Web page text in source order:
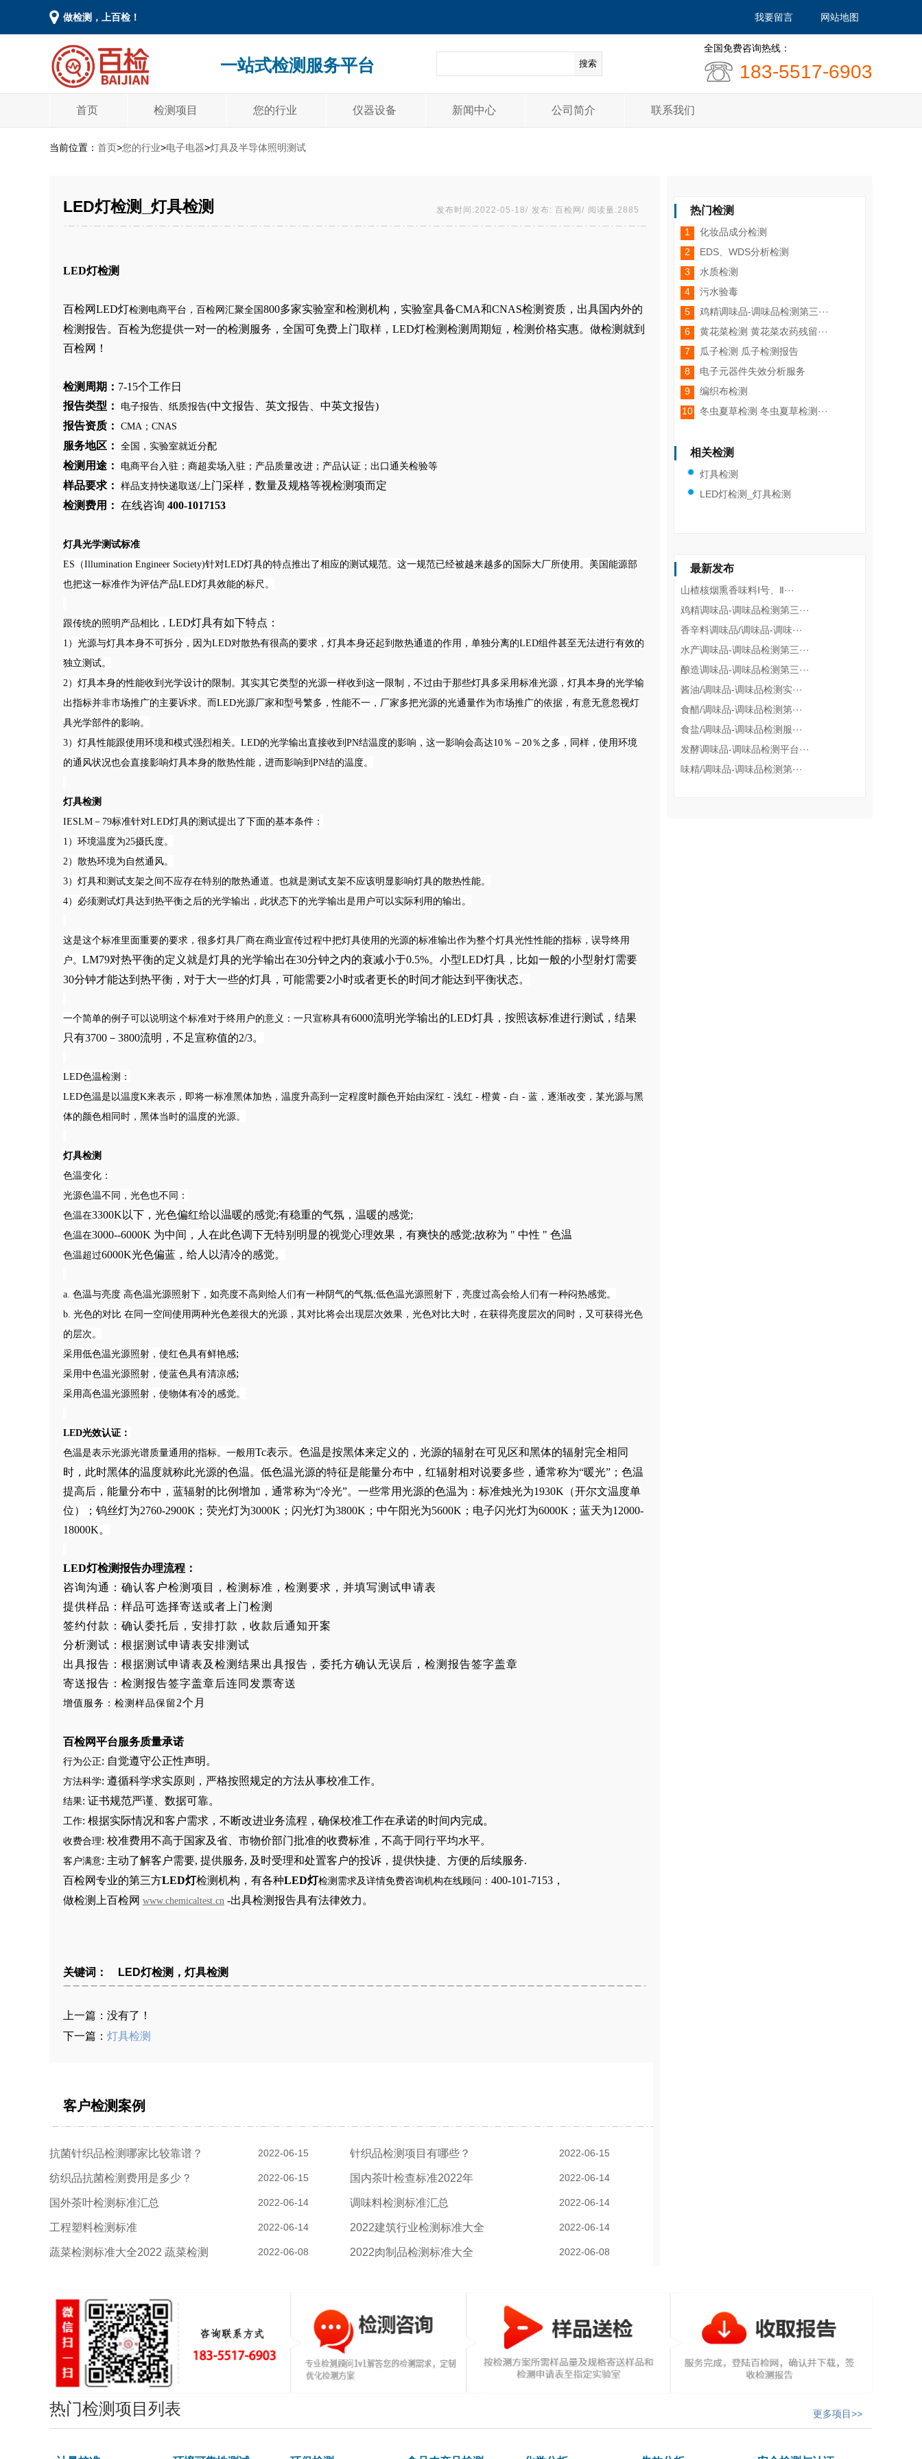
做检测，上百检！ 我要留言 网站地图
一站式检测服务平台 搜索
全国免费咨询热线：
183-5517-6903
首页 检测项目 您的行业 仪器设备 新闻中心 公司简介 联系我们
当前位置： 首页>您的行业>电子电器>灯具及半导体照明测试
LED灯检测_灯具检测 阅读量:2885
发布: 百检网/
发布时间:2022-05-18/
LED灯检测
百检网LED灯检测电商平台，百检网汇聚全国800多家实验室和检测机构，实验室具备CMA和CNAS检测资质，出具国内外的
检测报告。百检为您提供一对一的检测服务，全国可免费上门取样， LED灯检测检测周期短，检测价格实惠。做检测就到
百检网！
检测周期： 7-15个工作日
报告类型：
电子报告、纸质报告(中文报告、英文报告、中英文报告)
报告资质：
CMA；CNAS
服务地区： 全国，实验室就近分配
检测用途： 电商平台入驻；商超卖场入驻；产品质量改进；产品认证；出口通关检验等
样品要求： 样品支持快递取送/上门采样，数量及规格等视检测项而定
检测费用： 在线咨询 400-1017153
灯具光学测试标准
ES（Illumination Engineer Society)针对LED灯具的特点推出了相应的测试规范。这一规范已经被越来越多的国际大厂所使用。美国能源部
也把这一标准作为评估产品LED灯具效能的标尺。
跟传统的照明产品相比， LED灯具有如下特点：
1）光源与灯具本身不可拆分，因为LED对散热有很高的要求，灯具本身还起到散热通道的作用，单独分离的LED组件甚至无法进行有效的
独立测试。
2）灯具本身的性能收到光学设计的限制。其实其它类型的光源一样收到这一限制，不过由于那些灯具多采用标准光源，灯具本身的光学输
出指标并非市场推广的主要诉求。而LED光源厂家和型号繁多，性能不一，厂家多把光源的光通量作为市场推广的依据，有意无意忽视灯
具光学部件的影响。
3）灯具性能跟使用环境和模式强烈相关。LED的光学输出直接收到PN结温度的影响，这一影响会高达10％－20％之多，同样，使用环境
的通风状况也会直接影响灯具本身的散热性能，进而影响到PN结的温度。
灯具检测
IESLM－79标准针对LED灯具的测试提出了下面的基本条件：
1）环境温度为25摄氏度。
2）散热环境为自然通风。
3）灯具和测试支架之间不应存在特别的散热通道。也就是测试支架不应该明显影响灯具的散热性能。
4）必须测试灯具达到热平衡之后的光学输出，此状态下的光学输出是用户可以实际利用的输出。
这是这个标准里面重要的要求，很多灯具厂商在商业宣传过程中把灯具使用的光源的标准输出作为整个灯具光性性能的指标，误导终用
户。 LM79对热平衡的定义就是灯具的光学输出在30分钟之内的衰减小于0.5%。小型LED灯具，比如一般的小型射灯需要
30分钟才能达到热平衡，对于大一些的灯具，可能需要2小时或者更长的时间才能达到平衡状态。
一个简单的例子可以说明这个标准对于终用户的意义：一只宣称具有6000流明光学输出的LED灯具，按照该标准进行测试，结果
只有3700－3800流明，不足宣称值的2/3。
LED色温检测：
LED色温是以温度K来表示，即将一标准黑体加热，温度升高到一定程度时颜色开始由深红 - 浅红 - 橙黄 - 白 - 蓝，逐渐改变，某光源与黑
体的颜色相同时，黑体当时的温度的光源。
灯具检测
色温变化：
光源色温不同，光色也不同：
色温在3300K以下，光色偏红给以温暖的感觉;有稳重的气氛，温暖的感觉;
色温在3000--6000K 为中间，人在此色调下无特别明显的视觉心理效果，有爽快的感觉;故称为 " 中性 " 色温
色温超过6000K光色偏蓝，给人以清冷的感觉。
a. 色温与亮度 高色温光源照射下，如亮度不高则给人们有一种阴气的气氛;低色温光源照射下，亮度过高会给人们有一种闷热感觉。
b. 光色的对比 在同一空间使用两种光色差很大的光源，其对比将会出现层次效果，光色对比大时，在获得亮度层次的同时，又可获得光色
的层次。
采用低色温光源照射，使红色具有鲜艳感;
采用中色温光源照射，使蓝色具有清凉感;
采用高色温光源照射，使物体有冷的感觉。
LED光效认证：
色温是表示光源光谱质量通用的指标。一般用Tc表示。色温是按黑体来定义的，光源的辐射在可见区和黑体的辐射完全相同
时，此时黑体的温度就称此光源的色温。低色温光源的特征是能量分布中，红辐射相对说要多些，通常称为“暖光”；色温
提高后，能量分布中，蓝辐射的比例增加，通常称为“冷光”。一些常用光源的色温为：标准烛光为1930K（开尔文温度单
位）；钨丝灯为2760-2900K；荧光灯为3000K；闪光灯为3800K；中午阳光为5600K；电子闪光灯为6000K；蓝天为12000-
18000K。
LED灯检测报告办理流程：
咨询沟通：确认客户检测项目，检测标准，检测要求，并填写测试申请表
提供样品：样品可选择寄送或者上门检测
签约付款：确认委托后，安排打款，收款后通知开案
分析测试：根据测试申请表安排测试
出具报告：根据测试申请表及检测结果出具报告，委托方确认无误后，检测报告签字盖章
寄送报告：检测报告签字盖章后连同发票寄送
增值服务：检测样品保留 2个月
百检网平台服务质量承诺
行为公正: 自觉遵守公正性声明。
方法科学: 遵循科学求实原则，严格按照规定的方法从事校准工作。
结果: 证书规范严谨、数据可靠。
工作: 根据实际情况和客户需求，不断改进业务流程，确保校准工作在承诺的时间内完成。
收费合理: 校准费用不高于国家及省、市物价部门批准的收费标准，不高于同行平均水平。
客户满意: 主动了解客户需要, 提供服务, 及时受理和处置客户的投诉，提供快捷、方便的后续服务.
百检网专业的第三方LED灯检测机构，有各种LED灯检测需求及详情免费咨询机构在线顾问： 400-101-7153，
做检测上百检网 www.chemicaltest.cn -出具检测报告具有法律效力。
关键词： LED灯检测，灯具检测
上一篇：没有了！
下一篇： 灯具检测
客户检测案例
抗菌针织品检测哪家比较靠谱？ 2022-06-15 针织品检测项目有哪些？ 2022-06-15
纺织品抗菌检测费用是多少？ 2022-06-15 国内茶叶检查标准2022年 2022-06-14
国外茶叶检测标准汇总 2022-06-14 调味料检测标准汇总 2022-06-14
工程塑料检测标准 2022-06-14 2022建筑行业检测标准大全 2022-06-14
蔬菜检测标准大全2022 蔬菜检测 2022-06-08 2022肉制品检测标准大全 2022-06-08
热门检测
1
化妆品成分检测
2
EDS、WDS分析检测
3
水质检测
4
污水验毒
5
鸡精调味品-调味品检测第三···
6
黄花菜检测 黄花菜农药残留···
7
瓜子检测 瓜子检测报告
8
电子元器件失效分析服务
9
编织布检测
10
冬虫夏草检测 冬虫夏草检测···
相关检测
灯具检测
LED灯检测_灯具检测
最新发布
山楂核烟熏香味料Ⅰ号、Ⅱ···
鸡精调味品-调味品检测第三···
香辛料调味品/调味品-调味···
水产调味品-调味品检测第三···
酿造调味品-调味品检测第三···
酱油/调味品-调味品检测实···
食醋/调味品-调味品检测第···
食盐/调味品-调味品检测服···
发酵调味品-调味品检测平台···
味精/调味品-调味品检测第···
热门检测项目列表 更多项目>>